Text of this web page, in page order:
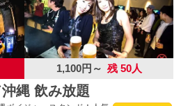
1,100円～ 残 50人
縄 飲み放題